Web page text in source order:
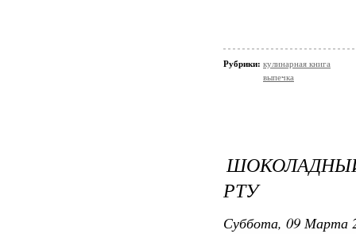
Рубрики: кулинарная книга
выпечка
РТУ
Суббота, 09 Марта